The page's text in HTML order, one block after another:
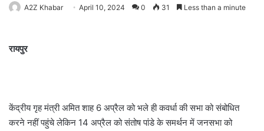
A2Z Khabar April 10, 2024 0 31 Less than a minute
रायपुर
केंद्रीय गृह मंत्री अमित शाह 6 अप्रैल को भले ही कवर्धा की सभा को संबोधित
करने नहीं पहुंचे लेकिन 14 अप्रैल को संतोष पांडे के समर्थन में जनसभा को